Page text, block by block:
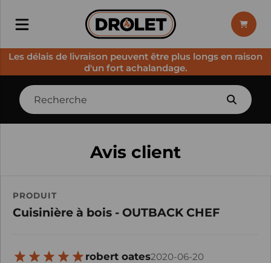
Les délais de livraison peuvent être plus longs en raison
d'un fort achalandage.
Avis client
PRODUIT
Cuisinière à bois - OUTBACK CHEF
robert oates2020-06-20